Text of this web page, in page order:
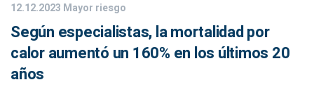
12.12.2023 Mayor riesgo
Según especialistas, la mortalidad por
calor aumentó un 160% en los últimos 20
años